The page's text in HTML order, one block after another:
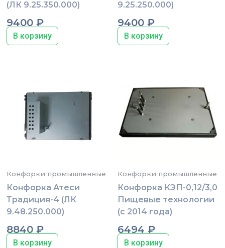
(ЛК 9.25.350.000)
9400₽
В корзину
9.25.250.000)
9400 ₽
В корзину
Конфорки промышленные
Конфорка Атеси
Традиция-4 (ЛК
9.48.250.000)
8840₽
В корзину
Конфорки промышленные
Конфорка КЭП-0,12/3,0
Пищевые технологии
(с 2014 года)
6494 ₽
В корзину